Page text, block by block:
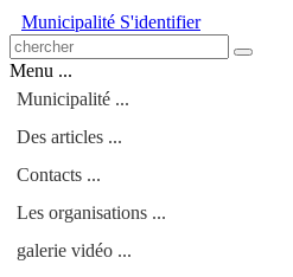
Municipalité S'identifier
Menu ...
Municipalité ...
Des articles ...
Contacts ...
Les organisations ...
galerie vidéo ...